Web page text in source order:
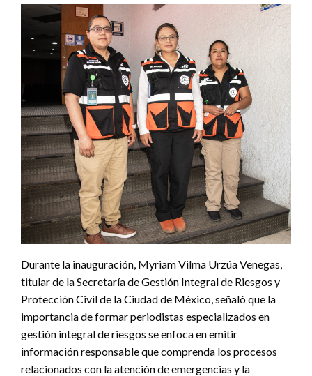
Durante la inauguración, Myriam Vilma Urzúa Venegas,
titular de la Secretaría de Gestión Integral de Riesgos y
Protección Civil de la Ciudad de México, señaló que la
importancia de formar periodistas especializados en
gestión integral de riesgos se enfoca en emitir
información responsable que comprenda los procesos
relacionados con la atención de emergencias y la